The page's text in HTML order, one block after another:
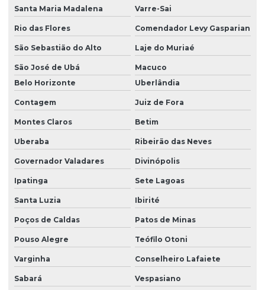
Santa Maria Madalena Varre-Sai
Rio das Flores Comendador Levy Gasparian
São Sebastião do Alto Laje do Muriaé
São José de Ubá
Macuco
Belo Horizonte
Uberlândia
Contagem Juiz de Fora
Montes Claros Betim
Uberaba Ribeirão das Neves
Governador Valadares Divinópolis
Ipatinga Sete Lagoas
Santa Luzia Ibirité
Poços de Caldas Patos de Minas
Pouso Alegre Teófilo Otoni
Varginha Conselheiro Lafaiete
Sabará Vespasiano